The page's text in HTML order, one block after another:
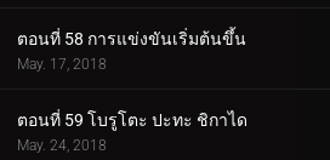
ตอนที่ 58 การแข่งขันเริ่มต้นขึ้น
May. 17, 2018
ตอนที่ 59 โบรูโตะ ปะทะ ชิกาได
May. 24, 2018